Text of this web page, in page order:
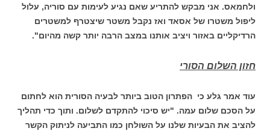
ולחמאס. אני מבקש להתריע שאם נגיע לעימות עם סוריה, עלול
ליפול משטרו של אסאד ואז נקבל משטר שיצטרף למשטרים
הרדיקליים באזור ויציב אותנו במצב הרבה יותר קשה מהיום".
חזון השלום הסורי
עוד אמר גלע כי הפתרון הטוב ביותר לבעיה הסורית הוא לחתום
על הסכם שלום עמה. "יש סיכוי להתקדם לשלום. ותוך כדי תהליך
להציב את הבעיות שלנו על השולחן כמו התביעה לניתוק הקשר